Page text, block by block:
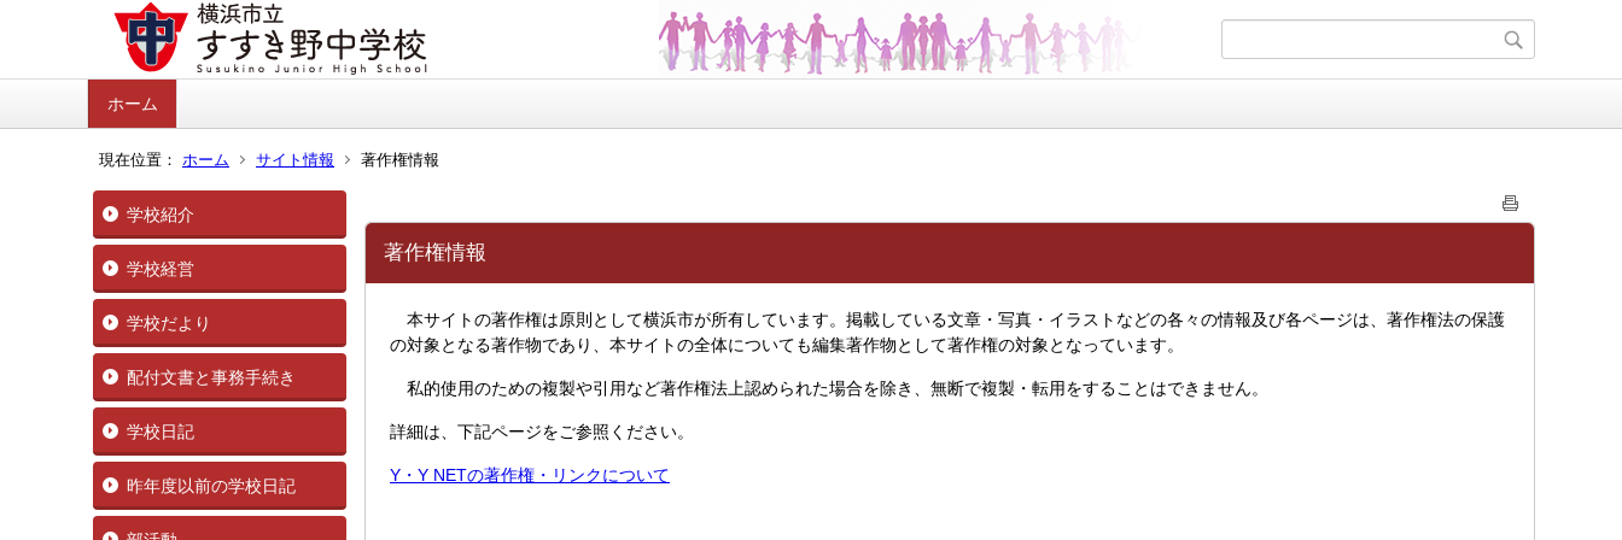
ホーム
現在位置： ホーム サイト情報 著作権情報
学校紹介
学校経営
学校だより
配付文書と事務手続き
学校日記
昨年度以前の学校日記
著作権情報
本サイトの著作権は原則として横浜市が所有しています。掲載している文章・写真・イラストなどの各々の情報及び各ページは、著作権法の保護
の対象となる著作物であり、本サイトの全体についても編集著作物として著作権の対象となっています。
私的使用のための複製や引用など著作権法上認められた場合を除き、無断で複製・転用をすることはできません。
詳細は、下記ページをご参照ください。
Y・Y NETの著作権・リンクについて